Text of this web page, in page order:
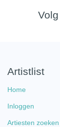
Volg
Artistlist
Home
Inloggen
Artiesten zoeken